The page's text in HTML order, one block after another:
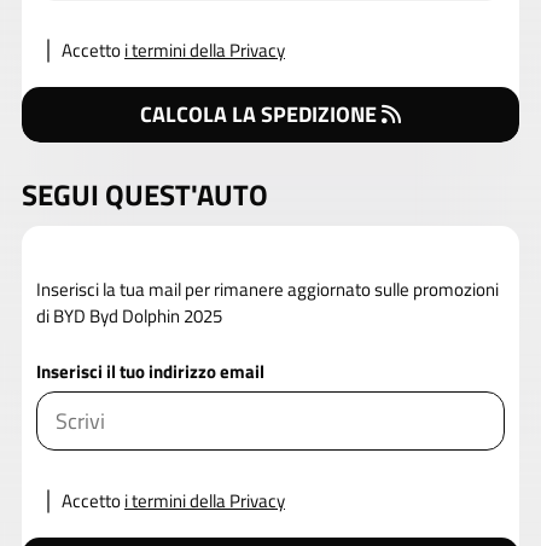
Accettoi termini della Privacy
CALCOLA LA SPEDIZIONE
SEGUI QUEST'AUTO
Inserisci la tua mail per rimanere aggiornato sulle promozioni
di BYD Byd Dolphin 2025
Inserisci il tuo indirizzo email
Accettoi termini della Privacy